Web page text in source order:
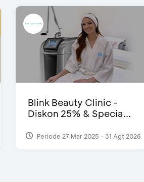
Blink Beauty Clinic -
Diskon 25% & Specia...
Periode 27 Mar 2025 - 31 Agt 2026